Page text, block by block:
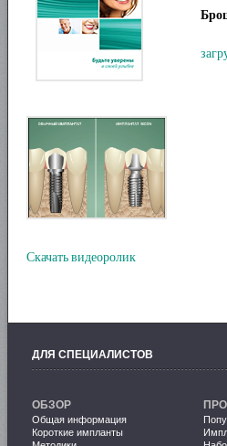
Скачать видеоролик
ДЛЯ СПЕЦИАЛИСТОВ
ОБЗОР
Общая информация
Короткие импланты